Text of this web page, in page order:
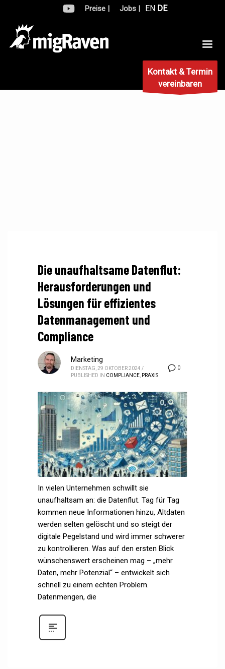
Preise | Jobs | EN DE
Kontakt & Termin
vereinbaren
Die unaufhaltsame Datenflut:
Herausforderungen und
Lösungen für effizientes
Datenmanagement und
Compliance
0
Marketing
DIENSTAG, 29 OKTOBER 2024 /
PUBLISHED IN COMPLIANCE PRAXIS
In vielen Unternehmen schwillt sie
unaufhaltsam an: die Datenflut. Tag für Tag
kommen neue Informationen hinzu, Altdaten
werden selten gelöscht und so steigt der
digitale Pegelstand und wird immer schwerer
zu kontrollieren. Was auf den ersten Blick
wünschenswert erscheinen mag – „mehr
Daten, mehr Potenzial“ – entwickelt sich
schnell zu einem echten Problem.
Datenmengen, die